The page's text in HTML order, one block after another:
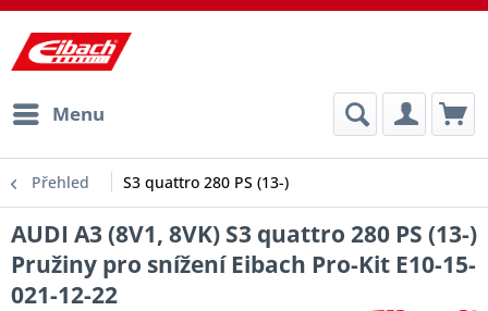
Menu
Přehled S3 quattro 280 PS (13-)
AUDI A3 (8V1, 8VK) S3 quattro 280 PS (13-)
Pružiny pro snížení Eibach Pro-Kit E10-15-
021-12-22